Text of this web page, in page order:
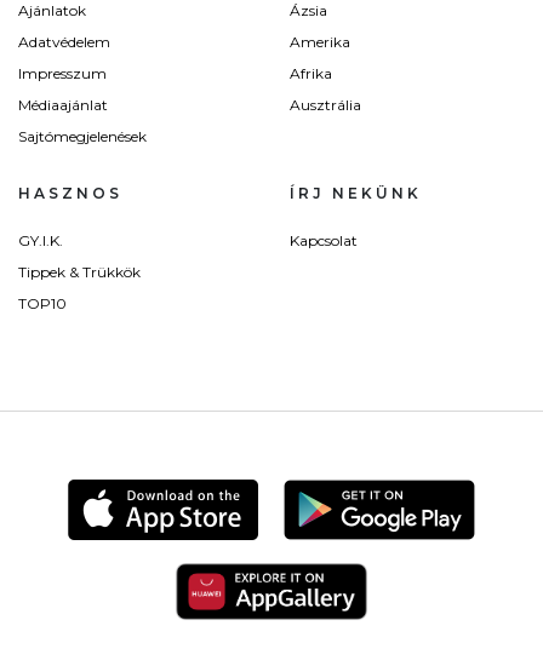
Ajánlatok
Adatvédelem
Impresszum
Médiaajánlat
Sajtómegjelenések
Ázsia
Amerika
Afrika
Ausztrália
HASZNOS
GY.I.K.
Tippek & Trükkök
TOP10
ÍRJ NEKÜNK
Kapcsolat